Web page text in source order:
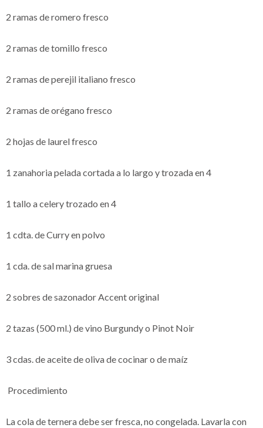
2 ramas de romero fresco
2 ramas de tomillo fresco
2 ramas de perejil italiano fresco
2 ramas de orégano fresco
2 hojas de laurel fresco
1 zanahoria pelada cortada a lo largo y trozada en 4
1 tallo a celery trozado en 4
1 cdta. de Curry en polvo
1 cda. de sal marina gruesa
2 sobres de sazonador Accent original
2 tazas (500 ml.) de vino Burgundy o Pinot Noir
3 cdas. de aceite de oliva de cocinar o de maíz
Procedimiento
La cola de ternera debe ser fresca, no congelada. Lavarla con